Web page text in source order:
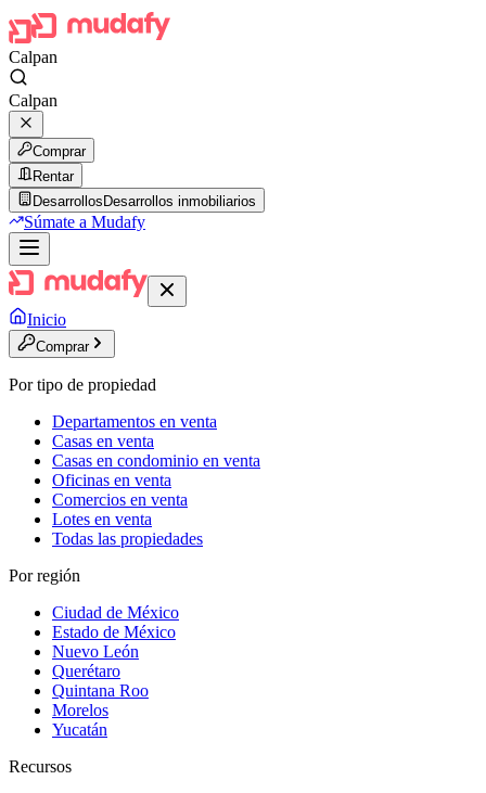
Calpan
Calpan
Comprar
Rentar
Desarrollos Desarrollos inmobiliarios
Súmate a Mudafy
Inicio
Comprar
Por tipo de propiedad
Departamentos en venta
Casas en venta
Casas en condominio en venta
Oficinas en venta
Comercios en venta
Lotes en venta
Todas las propiedades
Por región
Ciudad de México
Estado de México
Nuevo León
Querétaro
Quintana Roo
Morelos
Yucatán
Recursos